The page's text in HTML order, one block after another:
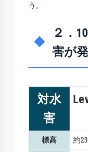
う。
２．
害が
対水
害
標高 約